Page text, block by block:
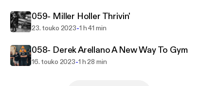
059- Miller Holler Thrivin'
23. touko 2023-1 h 41 min
058- Derek Arellano A New Way To Gym
16. touko 2023-1 h 28 min